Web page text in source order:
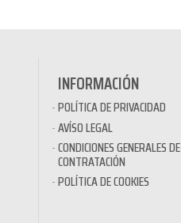
INFORMACIÓN
POLÍTICA DE PRIVACIDAD
AVÍSO LEGAL
CONDICIONES GENERALES DE
CONTRATACIÓN
POLÍTICA DE COOKIES